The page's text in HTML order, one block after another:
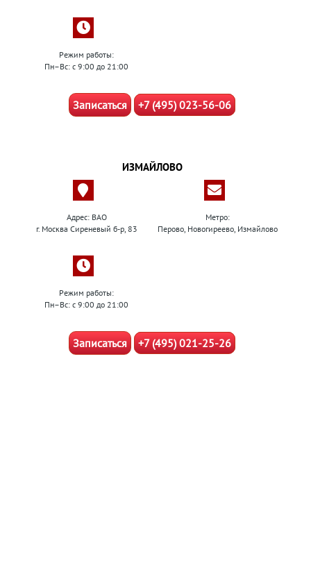
Режим работы:
Пн–Вс: с 9:00 до 21:00
Записаться +7 (495) 023-56-06
ИЗМАЙЛОВО
Адрес: ВАО
г. Москва Сиреневый б-р, 83
Метро:
Перово, Новогиреево, Измайлово
Режим работы:
Пн–Вс: с 9:00 до 21:00
Записаться +7 (495) 021-25-26